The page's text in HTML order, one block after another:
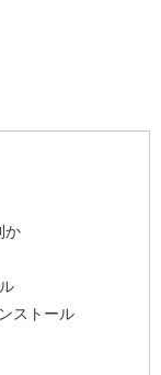
か
ストール